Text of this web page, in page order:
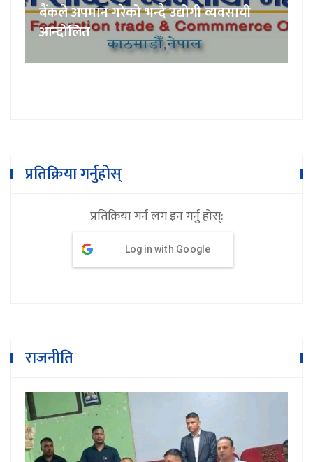
बैंकले अपमान गरेको भन्दै उद्योगी व्यवसायी
आन्दोलित
प्रतिक्रिया गर्नुहोस्
प्रतिक्रिया गर्न लग इन गर्नु होस्:
Log in with Google
राजनीति